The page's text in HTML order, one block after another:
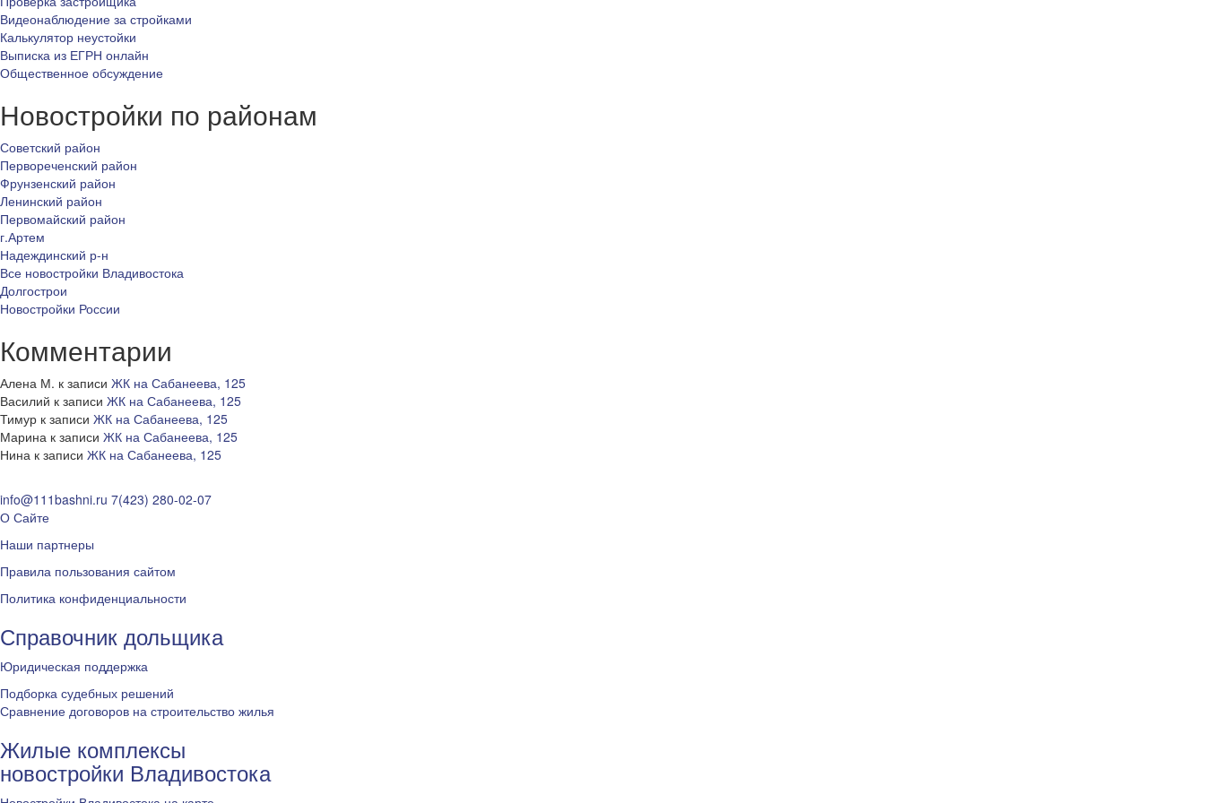
Видеонаблюдение за стройками
Калькулятор неустойки
Выписка из ЕГРН онлайн
Общественное обсуждение
Новостройки по районам
Советский район
Первореченский район
Фрунзенский район
Ленинский район
Первомайский район
г.Артем
Надеждинский р-н
Все новостройки Владивостока
Долгострои
Новостройки России
Комментарии
Алена М. к записи ЖК на Сабанеева, 125
Василий к записи ЖК на Сабанеева, 125
Тимур к записи ЖК на Сабанеева, 125
Марина к записи ЖК на Сабанеева, 125
Нина к записи ЖК на Сабанеева, 125
info@111bashni.ru 7(423) 280-02-07
О Сайте
Наши партнеры
Правила пользования сайтом
Политика конфиденциальности
Справочник дольщика
Юридическая поддержка
Подборка судебных решений
Сравнение договоров на строительство жилья
Жилые комплексы
новостройки Владивостока